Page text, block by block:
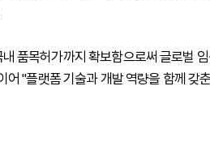
품목허가까지 확보함으로써 글로벌
"플랫폼 기술과 개발 역량을 함께 갖